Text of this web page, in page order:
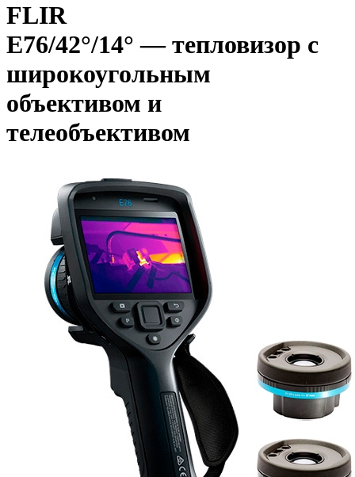
FLIR
E76/42°/14° — тепловизор с
широкоугольным
объективом и
телеобъективом